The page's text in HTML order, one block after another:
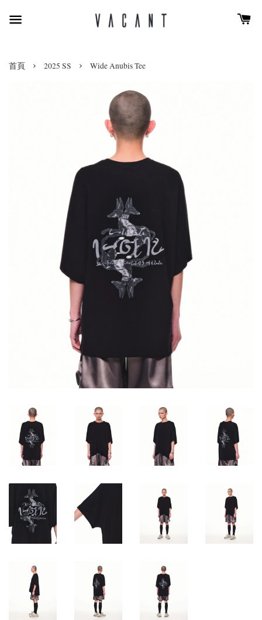
首頁 › 2025 SS › Wide Anubis Tee